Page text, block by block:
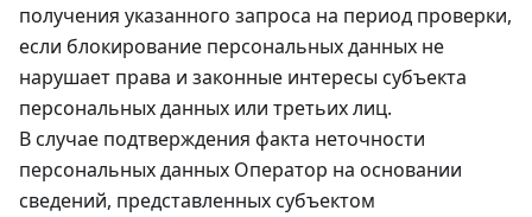
получения указанного запроса на период проверки,
если блокирование персональных данных не
нарушает права и законные интересы субъекта
персональных данных или третьих лиц.
В случае подтверждения факта неточности
персональных данных Оператор на основании
сведений, представленных субъектом